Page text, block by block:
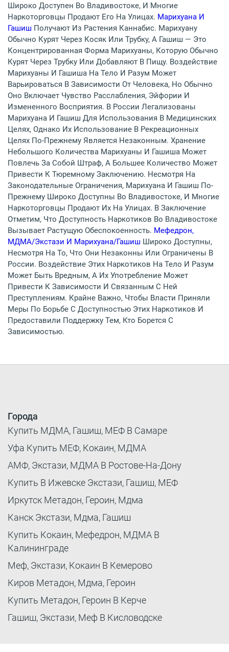
Широко Доступен Во Владивостоке, И Многие
Наркоторговцы Продают Его На Улицах. Марихуана И
Гашиш Получают Из Растения Каннабис. Марихуану
Обычно Курят Через Косяк Или Трубку, А Гашиш — Это
Концентрированная Форма Марихуаны, Которую Обычно
Курят Через Трубку Или Добавляют В Пищу. Воздействие
Марихуаны И Гашиша На Тело И Разум Может
Варьироваться В Зависимости От Человека, Но Обычно
Оно Включает Чувство Расслабления, Эйфории И
Измененного Восприятия. В России Легализованы
Марихуана И Гашиш Для Использования В Медицинских
Целях, Однако Их Использование В Рекреационных
Целях По-Прежнему Является Незаконным. Хранение
Небольшого Количества Марихуаны И Гашиша Может
Повлечь За Собой Штраф, А Большее Количество Может
Привести К Тюремному Заключению. Несмотря На
Законодательные Ограничения, Марихуана И Гашиш По-
Прежнему Широко Доступны Во Владивостоке, И Многие
Наркоторговцы Продают Их На Улицах. В Заключение
Отметим, Что Доступность Наркотиков Во Владивостоке
Вызывает Растущую Обеспокоенность. Мефедрон,
МДМА/экстази И Марихуана/гашиш Широко Доступны,
Несмотря На То, Что Они Незаконны Или Ограничены В
России. Воздействие Этих Наркотиков На Тело И Разум
Может Быть Вредным, А Их Употребление Может
Привести К Зависимости И Связанным С Ней
Преступлениям. Крайне Важно, Чтобы Власти Приняли
Меры По Борьбе С Доступностью Этих Наркотиков И
Предоставили Поддержку Тем, Кто Борется С
Зависимостью.
Города
Купить МДМА, Гашиш, МЕФ В Самаре
Уфа Купить МЕФ, Кокаин, МДМА
АМФ, Экстази, МДМА В Ростове-На-Дону
Купить В Ижевске Экстази, Гашиш, МЕФ
Иркутск Метадон, Героин, Мдма
Канск Экстази, Мдма, Гашиш
Купить Кокаин, Мефедрон, МДМА В
Калининграде
Меф, Экстази, Кокаин В Кемерово
Киров Метадон, Мдма, Героин
Купить Метадон, Героин В Керче
Гашиш, Экстази, Меф В Кисловодске